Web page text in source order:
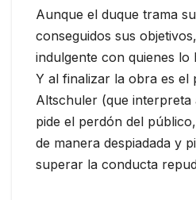
Aunque el duque trama
conseguidos sus
indulgente con quienes lo
Y al finalizar la obra es
Altschuler (que interpreta
pide el perdón del
de manera despiadada y
superar la conducta